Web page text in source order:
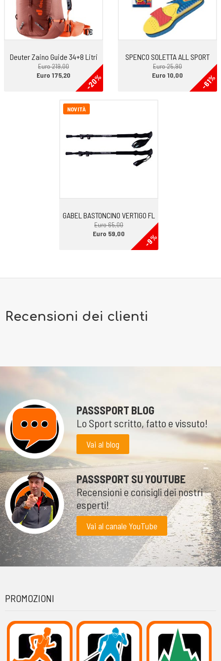
sentieri sia nel sottobosco che con fondo roccioso.
Deuter Zaino Guide 34+8 Litri
Euro 219,00
-20%
Euro 175,20
SPENCO SOLETTA ALL SPORT
Euro 25,90
-61%
Euro 10,00
NOVITÀ
GABEL BASTONCINO VERTIGO FL
Euro 65,00
-9%
Euro 59,00
Recensioni dei clienti
PASSSPORT BLOG
Lo Sport scritto, fatto e vissuto!
Vai al blog
PASSSPORT SU YOUTUBE
Recensioni e consigli dei nostri
esperti!
Vai al canale YouTube
PROMOZIONI